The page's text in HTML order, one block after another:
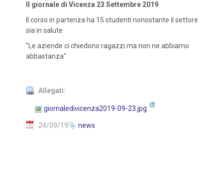
Il giornale di Vicenza 23 Settembre 2019
Il corso in partenza ha 15 studenti nonostante il settore
sia in salute
"Le aziende ci chiedono ragazzi ma non ne abbiamo
abbastanza"
Allegati:
giornaledivicenza2019-09-23.jpg
24/09/19 news